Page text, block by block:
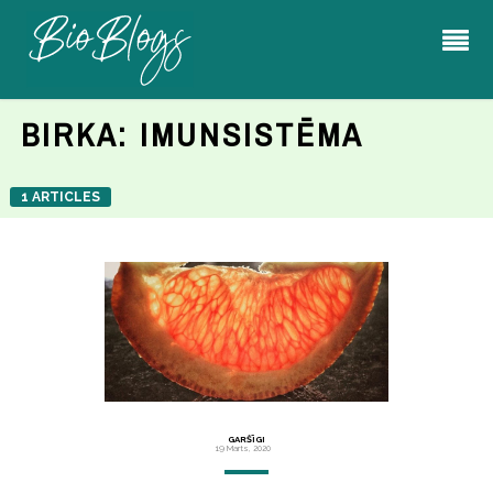
BIRKA: IMUNSISTĒMA
1 ARTICLES
GARŠĪGI
19 Marts, 2020